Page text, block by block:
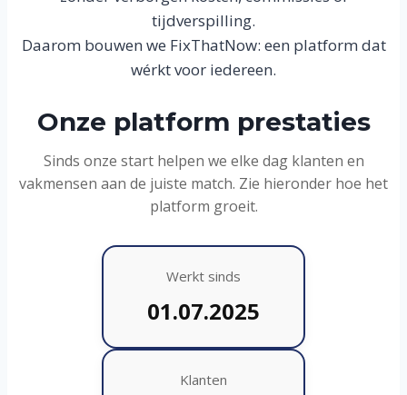
tijdverspilling.
Daarom bouwen we FixThatNow: een platform dat
wérkt voor iedereen.
Onze platform prestaties
Sinds onze start helpen we elke dag klanten en
vakmensen aan de juiste match. Zie hieronder hoe het
platform groeit.
Werkt sinds
01.07.2025
Klanten